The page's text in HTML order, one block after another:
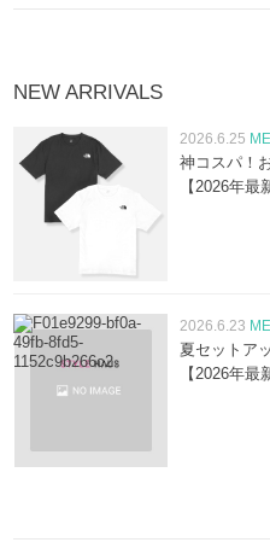
NEW ARRIVALS
2026.6.25
神コスパ！
【2026年最
2026.6.23
夏セットア
【2026年最